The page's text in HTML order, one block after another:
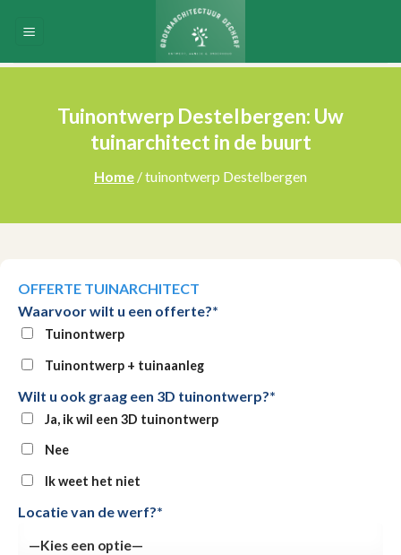
Tuinontwerp Destelbergen: Uw
tuinarchitect in de buurt
Home / tuinontwerp Destelbergen
OFFERTE TUINARCHITECT
Waarvoor wilt u een offerte?*
Tuinontwerp
Tuinontwerp + tuinaanleg
Wilt u ook graag een 3D tuinontwerp?*
Ja, ik wil een 3D tuinontwerp
Nee
Ik weet het niet
Locatie van de werf?*